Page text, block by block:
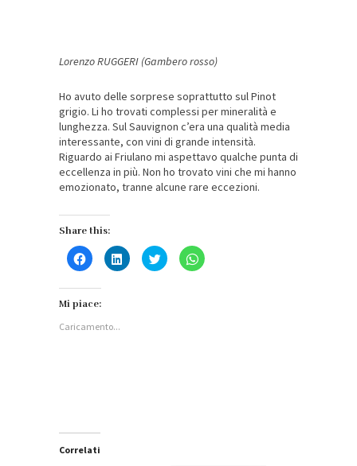
Lorenzo RUGGERI (Gambero rosso)
Ho avuto delle sorprese soprattutto sul Pinot
grigio. Li ho trovati complessi per mineralità e
lunghezza. Sul Sauvignon c’era una qualità media
interessante, con vini di grande intensità.
Riguardo ai Friulano mi aspettavo qualche punta di
eccellenza in più. Non ho trovato vini che mi hanno
emozionato, tranne alcune rare eccezioni.
Share this:
Fai
clic
Facebook
apre
in
Fai
clic
Fai
clic
Fai
clic
Mi piace:
Caricamento...
Correlati